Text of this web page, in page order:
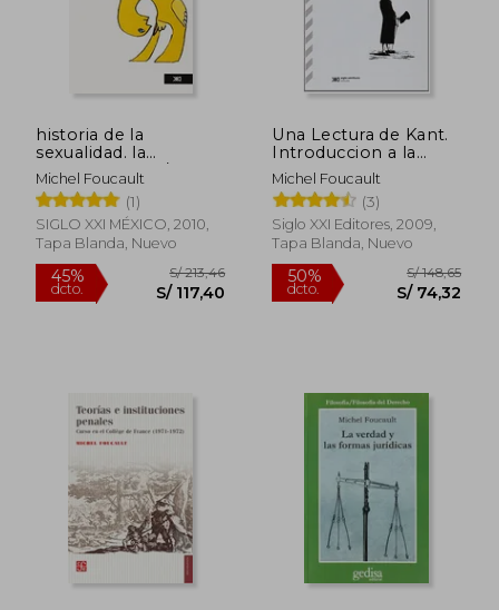
50%
dcto.
S/ 242,61
S/ 121,30
50%
dcto.
historia de la
sexualidad. la
inquietud de si / tomo
3
Michel Foucault
(1)
SIGLO XXI MÉXICO, 2010,
Tapa Blanda, Nuevo
Una Lectura de Kant.
Introduccion a la
Antropologia en
Sentido Pragmatico
Michel Foucault
(3)
Siglo XXI Editores, 2009,
Tapa Blanda, Nuevo